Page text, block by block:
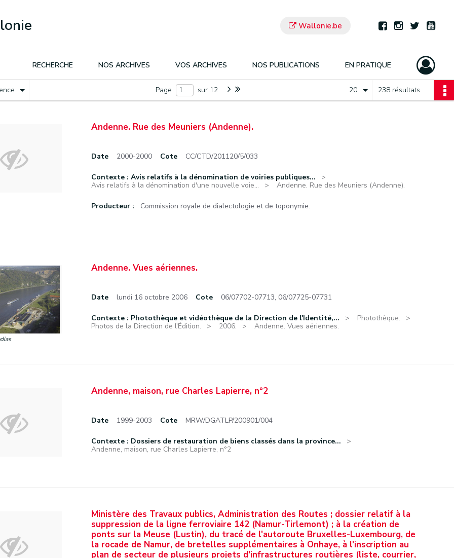
Wallonie.be
RECHERCHE NOS ARCHIVES VOS ARCHIVES NOS PUBLICATIONS EN PRATIQUE
Page sur 12 238 résultats
20
Andenne. Rue des Meuniers (Andenne).
Date 2000-2000 Cote CC/CTD/201120/5/033
Contexte : Avis relatifs à la dénomination de voiries publiques...
Avis relatifs à la dénomination d'une nouvelle voie...
Andenne. Rue des Meuniers (Andenne).
Producteur : Commission royale de dialectologie et de toponymie.
Andenne. Vues aériennes.
Date lundi 16 octobre 2006 Cote 06/07702-07713, 06/07725-07731
Contexte : Photothèque et vidéothèque de la Direction de l'Identité,...
Photothèque.
Photos de la Direction de l'Édition.
2006. Andenne. Vues aériennes.
Andenne, maison, rue Charles Lapierre, n°2
Date 1999-2003 Cote MRW/DGATLP/200901/004
Contexte : Dossiers de restauration de biens classés dans la province...
Andenne, maison, rue Charles Lapierre, n°2
Ministère des Travaux publics, Administration des Routes ; dossier relatif à la
suppression de la ligne ferroviaire 142 (Namur-Tirlemont) ; à la création de
ponts sur la Meuse (Lustin), du tracé de l'autoroute Bruxelles-Luxembourg, de
la rocade de Namur, de bretelles supplémentaires à Onhaye, à l'inscription au
plan de secteur de plusieurs projets d'infrastructures routières (liste, courrier,